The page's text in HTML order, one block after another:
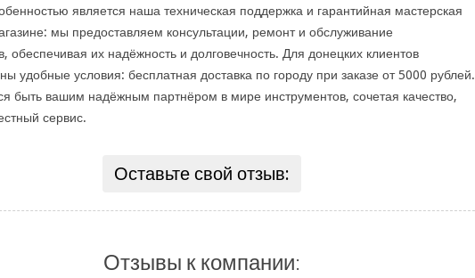
является наша техническая поддержка и гарантийная мастерская
мы предоставляем консультации, ремонт и обслуживание
обеспечивая их надёжность и долговечность. Для донецких клиентов
удобные условия: бесплатная доставка по городу при заказе от 5000 рублей.
быть вашим надёжным партнёром в мире инструментов, сочетая качество,
сервис.
Оставьте свой отзыв:
Отзывы к компании: